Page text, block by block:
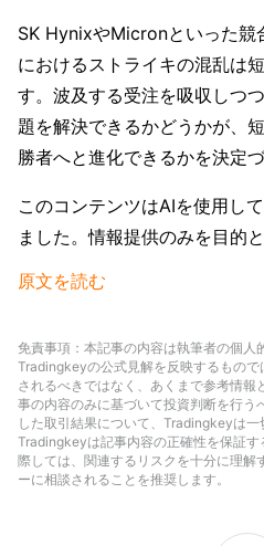
SK HynixやMicronといった競
におけるストライキの混乱は
す。波及する受注を吸収しつ
題を解決できるかどうかが、
勝者へと進化できるかを決定づ
このコンテンツはAIを使用し
ました。情報提供のみを目的
原文を読む
免責事項：本記事の内容は執筆者の個人
Tradingkeyの公式見解を反映するもの
されるべきではなく、あくまで参考情
事の内容のみに基づいて投資判断を行う
した取引結果について、Tradingkeyは一
Tradingkeyは記事内容の正確性を保証
際しては、関連するリスクを十分に理解
ーに相談されることを推奨します。